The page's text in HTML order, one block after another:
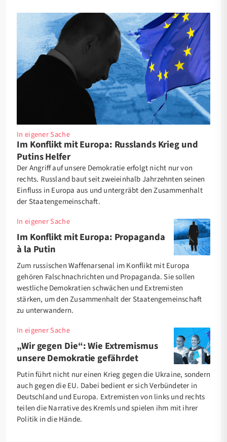
In eigener Sache
Im Konflikt mit Europa: Russlands Krieg und
Putins Helfer
Der Angriff auf unsere Demokratie erfolgt nicht nur von
rechts. Russland baut seit zweieinhalb Jahrzehnten seinen
Einfluss in Europa aus und untergräbt den Zusammenhalt
der Staatengemeinschaft.
In eigener Sache
Im Konflikt mit Europa: Propaganda
à la Putin
Zum russischen Waffenarsenal im Konflikt mit Europa
gehören Falschnachrichten und Propaganda. Sie sollen
westliche Demokratien schwächen und Extremisten
stärken, um den Zusammenhalt der Staatengemeinschaft
zu unterwandern.
In eigener Sache
„Wir gegen Die“: Wie Extremismus
unsere Demokratie gefährdet
Putin führt nicht nur einen Krieg gegen die Ukraine, sondern
auch gegen die EU. Dabei bedient er sich Verbündeter in
Deutschland und Europa. Extremisten von links und rechts
teilen die Narrative des Kremls und spielen ihm mit ihrer
Politik in die Hände.